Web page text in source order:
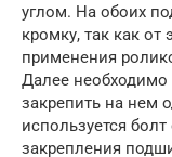
углом. На обоих
кромку, так как от
применения
Далее необходимо
закрепить на нем
используется
закрепления